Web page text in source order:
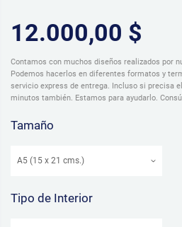
12.000,00 $
Contamos con muchos diseños realizados por
Podemos hacerlos en diferentes formatos y
servicio express de entrega. Incluso si precisa
minutos también. Estamos para ayudarlo.
Tamaño
Tipo de Interior